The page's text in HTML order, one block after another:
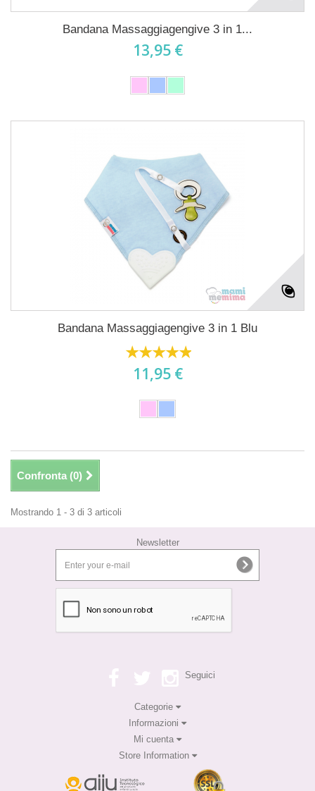
Bandana Massaggiagengive 3 in 1...
13,95 €
Bandana Massaggiagengive 3 in 1 Blu
11,95 €
Confronta (0)
Mostrando 1 - 3 di 3 articoli
Newsletter
Seguici
Categorie
Informazioni
Mi cuenta
Store Information